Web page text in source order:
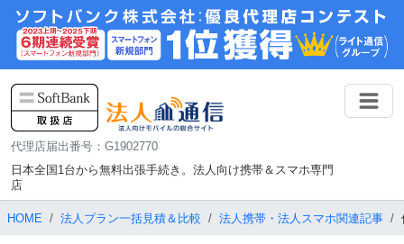
代理店届出番号：G1902770
日本全国1台から無料出張手続き。法人向け携帯＆スマホ専門
店
HOME 法人プラン一括見積＆比較 法人携帯・法人スマホ関連記事